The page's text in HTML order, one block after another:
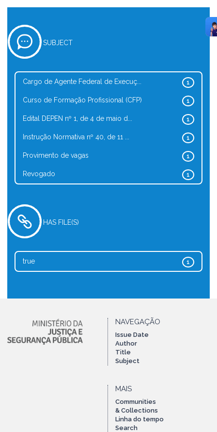
SUBJECT
1
Cargo de Agente Federal de Execuç...
1
Curso de Formação Profissional (CFP)
1
Edital DEPEN nº 1, de 4 de maio d...
1
Instrução Normativa nº 40, de 11 ...
1
Provimento de vagas
1
Revogado
HAS FILE(S)
1
true
NAVEGAÇÃO
Issue Date
Author
Title
Subject
MAIS
Communities
& Collections
Linha do tempo
Search